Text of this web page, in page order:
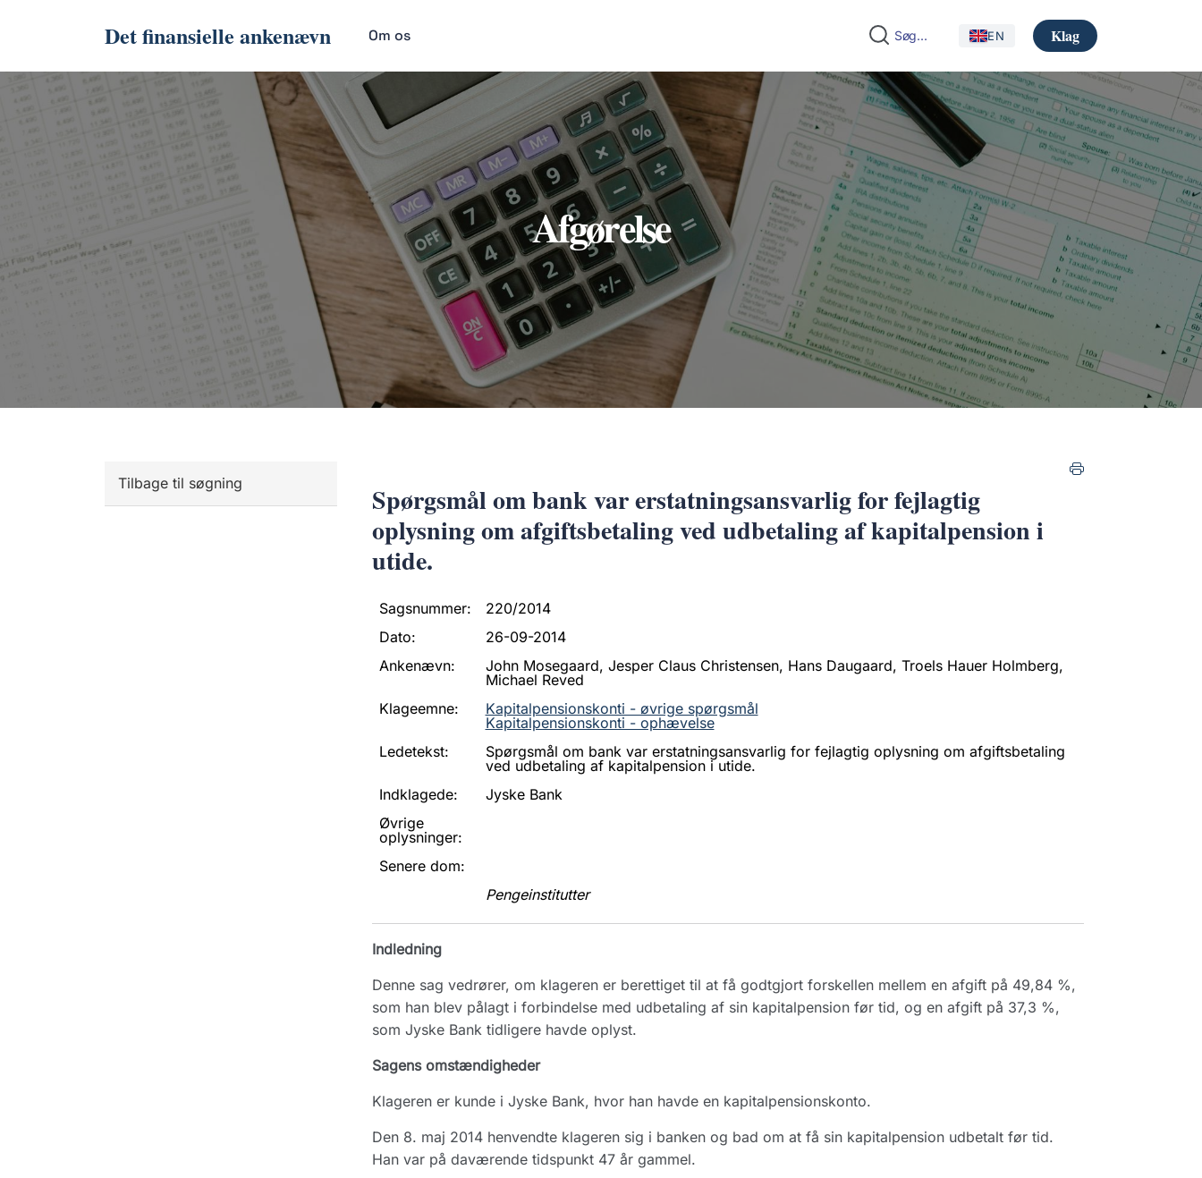
Det finansielle ankenævn Om os EN Klag
Afgørelse
Tilbage til søgning
Spørgsmål om bank var erstatningsansvarlig for fejlagtig
oplysning om afgiftsbetaling ved udbetaling af kapitalpension i
utide.
Sagsnummer:
220/2014
Dato:
26-09-2014
Ankenævn:
John Mosegaard, Jesper Claus Christensen, Hans Daugaard, Troels Hauer Holmberg,
Michael Reved
Klageemne:
Kapitalpensionskonti - øvrige spørgsmål
Kapitalpensionskonti - ophævelse
Ledetekst:
Spørgsmål om bank var erstatningsansvarlig for fejlagtig oplysning om afgiftsbetaling
ved udbetaling af kapitalpension i utide.
Indklagede:
Jyske Bank
Øvrige
oplysninger:
Senere dom:
Pengeinstitutter
Indledning
Denne sag vedrører, om klageren er berettiget til at få godtgjort forskellen mellem en afgift på 49,84 %,
som han blev pålagt i forbindelse med udbetaling af sin kapitalpension før tid, og en afgift på 37,3 %,
som Jyske Bank tidligere havde oplyst.
Sagens omstændigheder
Klageren er kunde i Jyske Bank, hvor han havde en kapitalpensionskonto.
Den 8. maj 2014 henvendte klageren sig i banken og bad om at få sin kapitalpension udbetalt før tid.
Han var på daværende tidspunkt 47 år gammel.